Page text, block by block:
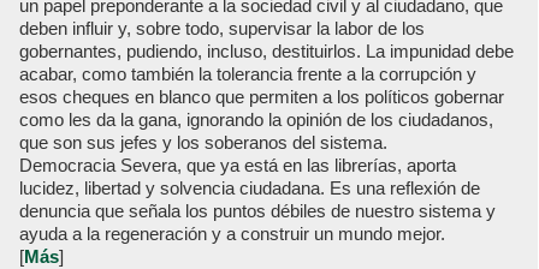
un papel preponderante a la sociedad civil y al ciudadano, que
deben influir y, sobre todo, supervisar la labor de los
gobernantes, pudiendo, incluso, destituirlos. La impunidad debe
acabar, como también la tolerancia frente a la corrupción y
esos cheques en blanco que permiten a los políticos gobernar
como les da la gana, ignorando la opinión de los ciudadanos,
que son sus jefes y los soberanos del sistema.
Democracia Severa, que ya está en las librerías, aporta
lucidez, libertad y solvencia ciudadana. Es una reflexión de
denuncia que señala los puntos débiles de nuestro sistema y
ayuda a la regeneración y a construir un mundo mejor.
[Más]